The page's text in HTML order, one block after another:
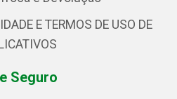
E TERMOS DE USO DE
Seguro